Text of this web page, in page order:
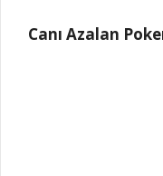
Canı Azalan